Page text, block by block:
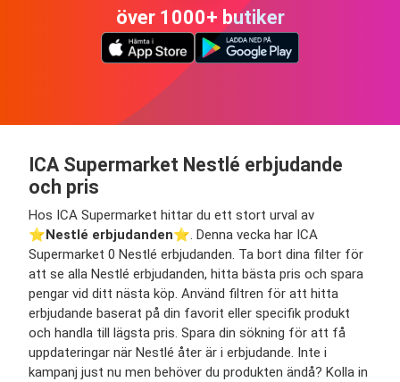
över 1000+ butiker
ICA Supermarket Nestlé erbjudande
och pris
Hos ICA Supermarket hittar du ett stort urval av
⭐️Nestlé erbjudanden⭐️. Denna vecka har ICA
Supermarket 0 Nestlé erbjudanden. Ta bort dina filter för
att se alla Nestlé erbjudanden, hitta bästa pris och spara
pengar vid ditt nästa köp. Använd filtren för att hitta
erbjudande baserat på din favorit eller specifik produkt
och handla till lägsta pris. Spara din sökning för att få
uppdateringar när Nestlé åter är i erbjudande. Inte i
kampanj just nu men behöver du produkten ändå? Kolla in